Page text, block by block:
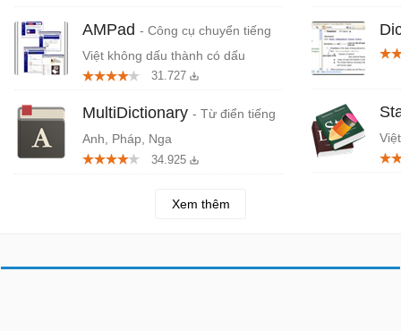
AMPad - Công cụ chuyển tiếng
Việt không dấu thành có dấu
31.727
MultiDictionary - Từ điển tiếng
Anh, Pháp, Nga
34.925
Xem thêm